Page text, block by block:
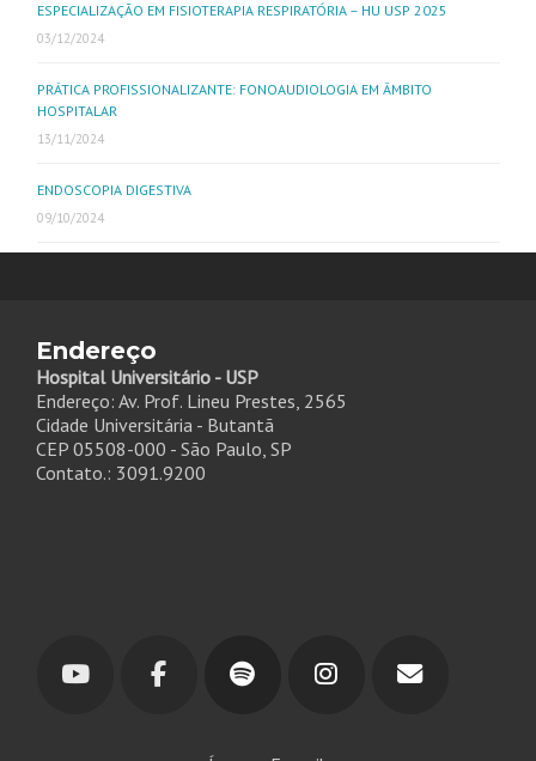
ESPECIALIZAÇÃO EM FISIOTERAPIA RESPIRATÓRIA – HU USP 2025
03/12/2024
PRÁTICA PROFISSIONALIZANTE: FONOAUDIOLOGIA EM ÂMBITO
HOSPITALAR
13/11/2024
ENDOSCOPIA DIGESTIVA
09/10/2024
Endereço
Hospital Universitário - USP
Endereço: Av. Prof. Lineu Prestes, 2565
Cidade Universitária - Butantã
CEP 05508-000 - São Paulo, SP
Contato.: 3091.9200